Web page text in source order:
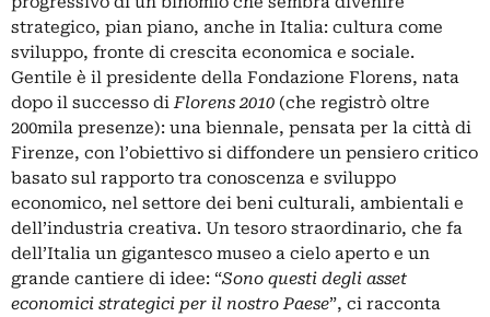
strategico, pian piano, anche in Italia: cultura come
sviluppo, fronte di crescita economica e sociale.
Gentile è il presidente della Fondazione Florens, nata
dopo il successo diFlorens 2010 (che registrò oltre
200mila presenze): una biennale, pensata per la città di
Firenze, con l’obiettivo si diffondere un pensiero critico
basato sul rapporto tra conoscenza e sviluppo
economico, nel settore dei beni culturali, ambientali e
dell’industria creativa. Un tesoro straordinario, che fa
dell’Italia un gigantesco museo a cielo aperto e un
grande cantiere di idee: “Sono questi degli asset
economici strategici per il nostro Paese”, ci racconta